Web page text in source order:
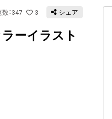
数： 347 3 シェア
ーイラスト